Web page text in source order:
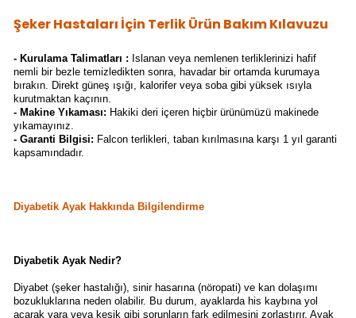
Şeker Hastaları İçin Terlik Ürün Bakım Kılavuzu
- Kurulama Talimatları : Islanan veya nemlenen terliklerinizi hafif
nemli bir bezle temizledikten sonra, havadar bir ortamda kurumaya
bırakın. Direkt güneş ışığı, kalorifer veya soba gibi yüksek ısıyla
kurutmaktan kaçının.
- Makine Yıkaması: Hakiki deri içeren hiçbir ürünümüzü makinede
yıkamayınız.
- Garanti Bilgisi: Falcon terlikleri, taban kırılmasına karşı 1 yıl garanti
kapsamındadır.
Diyabetik Ayak Hakkında Bilgilendirme
Diyabetik Ayak Nedir?
Diyabet (şeker hastalığı), sinir hasarına (nöropati) ve kan dolaşımı
bozukluklarına neden olabilir. Bu durum, ayaklarda his kaybına yol
açarak yara veya kesik gibi sorunların fark edilmesini zorlaştırır. Ayak